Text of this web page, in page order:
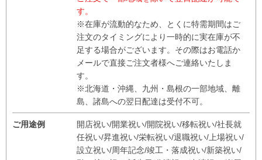
す。
※在庫が流動的なため、とくに特需期間はご
注文のタイミングにより一時的に実在庫が不
足する場合がございます。その際はお電話か
メールで直接ご注文者様へご連絡いたしま
す。
※北海道・沖縄、九州・島根の一部地域、離
島、諸島への翌日配達は受付不可。
ご用途例
開店祝い/開業祝い/開院祝い/移転祝い/社長就
任祝い/昇進祝い/栄転祝い/退職祝い/上場祝い/
設立祝い/周年記念/竣工・落成祝い/新築祝い/